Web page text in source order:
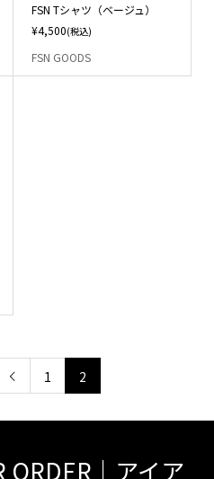
FSN Tシャツ（ベージュ）
¥4,500(税込)
FSN GOODS
 1 2
ORDER｜アイア